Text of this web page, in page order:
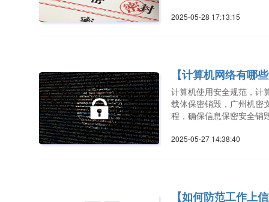
2025-05-28 17:13:15
【计算机网络有哪
计算机使用安全规范，计
载体保密销毁，广州机密
程，确保信息保密安全销
2025-05-27 14:38:40
【如何防范工作上